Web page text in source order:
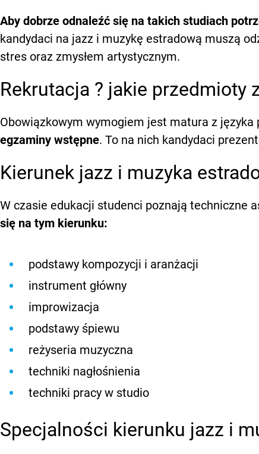
Aby dobrze odnaleźć się na takich studiach
kandydaci na jazz i muzykę estradową muszą
stres oraz zmysłem artystycznym.
Rekrutacja ? jakie przedmioty
Obowiązkowym wymogiem jest matura z języka
egzaminy wstępne. To na nich kandydaci
Kierunek jazz i muzyka
W czasie edukacji studenci poznają techniczne
się na tym kierunku:
podstawy kompozycji i aranżacji
instrument główny
improwizacja
podstawy śpiewu
reżyseria muzyczna
techniki nagłośnienia
techniki pracy w studio
Specjalności kierunku jazz i